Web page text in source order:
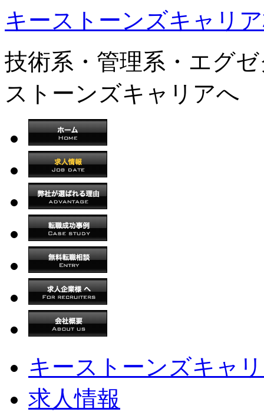
キーストーンズキャリ
技術系・管理系・エグ
ストーンズキャリアへ
キーストーンズキャ
求人情報